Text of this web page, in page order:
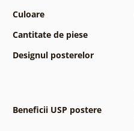
Culoare
Cantitate de piese
Designul posterelor
Beneficii USP postere